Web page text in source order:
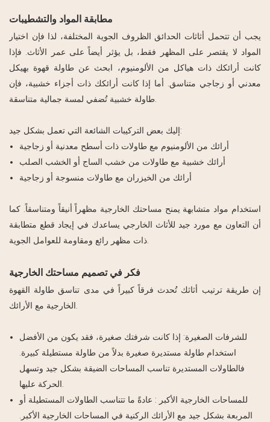
مطابقة المواد والتشطيبات
يجب أن تتحمل أثاثات الحدائق الظروف الجوية المختلفة، لذا فإن اختيار
المواد لا يقتصر على المظهر فقط، بل يؤثر أيضاً على عمر الأثاث. فإذا
كانت أرائكك ذات هياكل من الألومنيوم، ابحث عن طاولة قهوة بهيكل
معدني أو زجاجي متناسق. أما إذا كانت أرائكك ذات أجزاء خشبية، فإن
إليك بعض التركيبات الشائعة التي تعمل بشكل جيد:
أرائك من الألومنيوم مع طاولات ذات أسطح معدنية أو زجاجية
أرائك خشبية مع طاولات من خشب الساج أو الخشب الصلب
أرائك من الخيزران مع طاولات منسوجة أو زجاجية
استخدام مواد متشابهة يمنح مساحتك الخارجية مظهراً أنيقاً ومتناسقاً. كما
أن التعاون مع مورد جيد للأثاث الخارجي يساعدك في إيجاد قطع متطابقة
فكر في تصميم مساحتك الخارجية
إن طريقة ترتيب أثاثك تُحدث فرقاً كبيراً في مدى تناسق طاولة القهوة
للشرفات الصغيرة: إذا كانت شرفتك صغيرة، فقد يكون من الأفضل
استخدام طاولة مستديرة صغيرة بدلاً من طاولة مستطيلة كبيرة.
فالطاولات المستديرة تناسب المساحات الضيقة بشكل جيد وتسهل
للمساحات الخارجية الأكبر : عادةً ما تتناسب الطاولات المستطيلة أو
المربعة بشكل جيد مع الأرائك الركنية في المساحات الخارجية الأكبر.